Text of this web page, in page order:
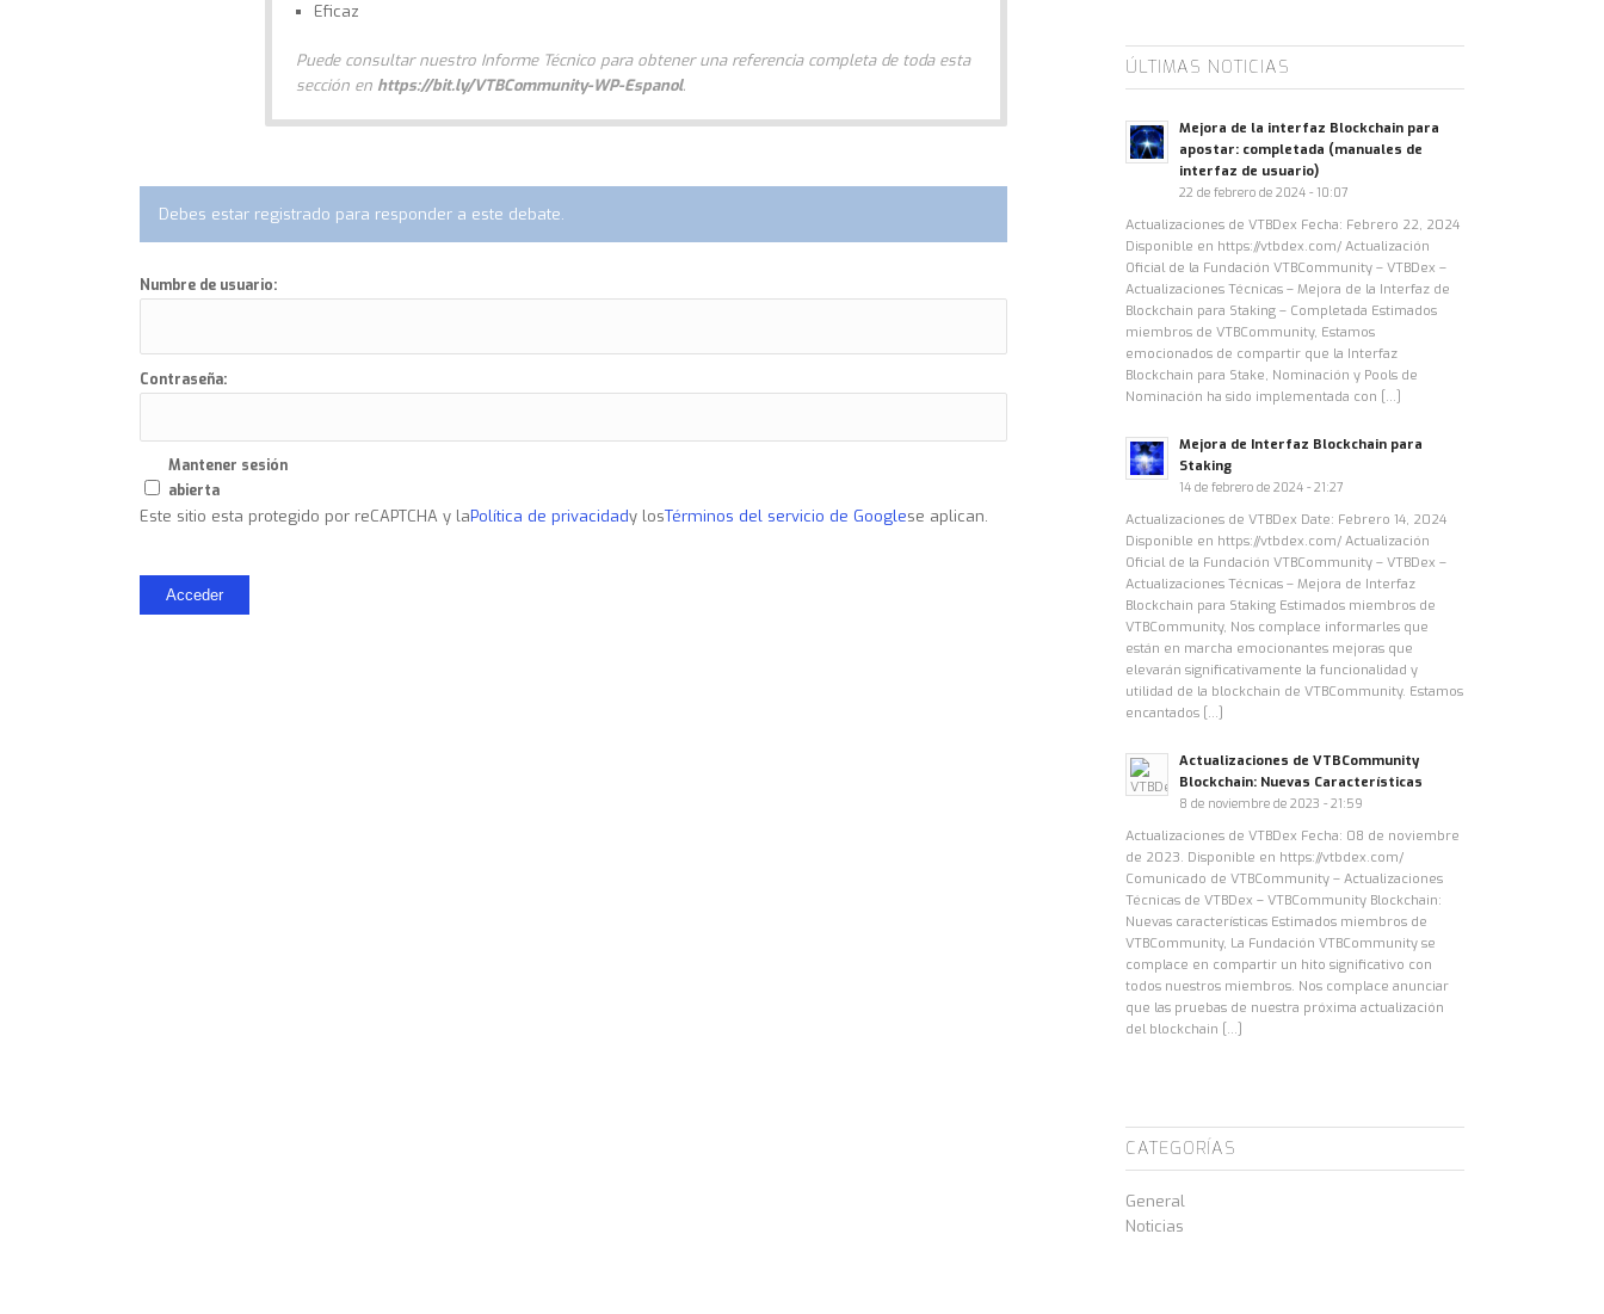
Eficaz
Puede consultar nuestro Informe Técnico para obtener una referencia completa de toda esta
sección en https://bit.ly/VTBCommunity-WP-Espanol.
Debes estar registrado para responder a este debate.
Numbre de usuario:
Contraseña:
Mantener sesión
abierta
Este sitio esta protegido por reCAPTCHA y laPolítica de privacidady losTérminos del servicio de Googlese aplican.
Acceder
ÚLTIMAS NOTICIAS
Mejora de la interfaz Blockchain para
apostar: completada (manuales de
interfaz de usuario)
22 de febrero de 2024 - 10:07
Actualizaciones de VTBDex Fecha: Febrero 22, 2024
Disponible en https://vtbdex.com/ Actualización
Oficial de la Fundación VTBCommunity – VTBDex –
Actualizaciones Técnicas – Mejora de la Interfaz de
Blockchain para Staking – Completada Estimados
miembros de VTBCommunity, Estamos
emocionados de compartir que la Interfaz
Blockchain para Stake, Nominación y Pools de
Nominación ha sido implementada con […]
Mejora de Interfaz Blockchain para
Staking
14 de febrero de 2024 - 21:27
Actualizaciones de VTBDex Date: Febrero 14, 2024
Disponible en https://vtbdex.com/ Actualización
Oficial de la Fundación VTBCommunity – VTBDex –
Actualizaciones Técnicas – Mejora de Interfaz
Blockchain para Staking Estimados miembros de
VTBCommunity, Nos complace informarles que
están en marcha emocionantes mejoras que
elevarán significativamente la funcionalidad y
utilidad de la blockchain de VTBCommunity. Estamos
encantados […]
Actualizaciones de VTBCommunity
Blockchain: Nuevas Características
8 de noviembre de 2023 - 21:59
Actualizaciones de VTBDex Fecha: 08 de noviembre
de 2023. Disponible en https://vtbdex.com/
Comunicado de VTBCommunity – Actualizaciones
Técnicas de VTBDex – VTBCommunity Blockchain:
Nuevas características Estimados miembros de
VTBCommunity, La Fundación VTBCommunity se
complace en compartir un hito significativo con
todos nuestros miembros. Nos complace anunciar
que las pruebas de nuestra próxima actualización
del blockchain […]
CATEGORÍAS
General
Noticias